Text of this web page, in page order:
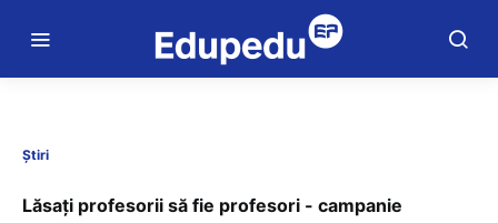
Știri
Lăsați profesorii să fie profesori - campanie